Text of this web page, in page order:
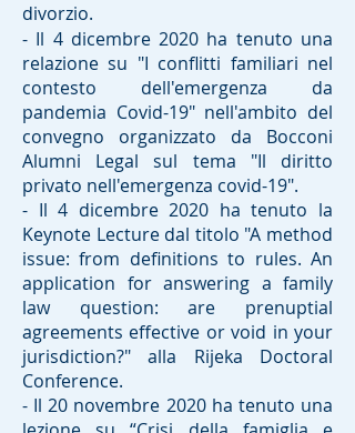
divorzio.
- Il 4 dicembre 2020 ha tenuto una
relazione su "I conflitti familiari nel
contesto dell'emergenza da
pandemia Covid-19" nell'ambito del
convegno organizzato da Bocconi
Alumni Legal sul tema "Il diritto
privato nell'emergenza covid-19".
- Il 4 dicembre 2020 ha tenuto la
Keynote Lecture dal titolo "A method
issue: from definitions to rules. An
application for answering a family
law question: are prenuptial
agreements effective or void in your
jurisdiction?" alla Rijeka Doctoral
Conference.
- Il 20 novembre 2020 ha tenuto una